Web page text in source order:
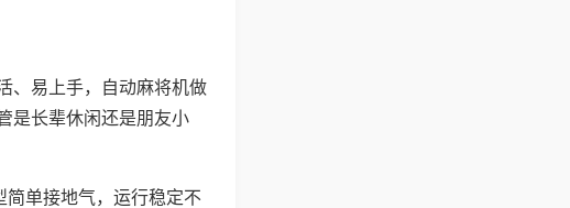
、易上手，自动麻将机做
是长辈休闲还是朋友小
单接地气，运行稳定不